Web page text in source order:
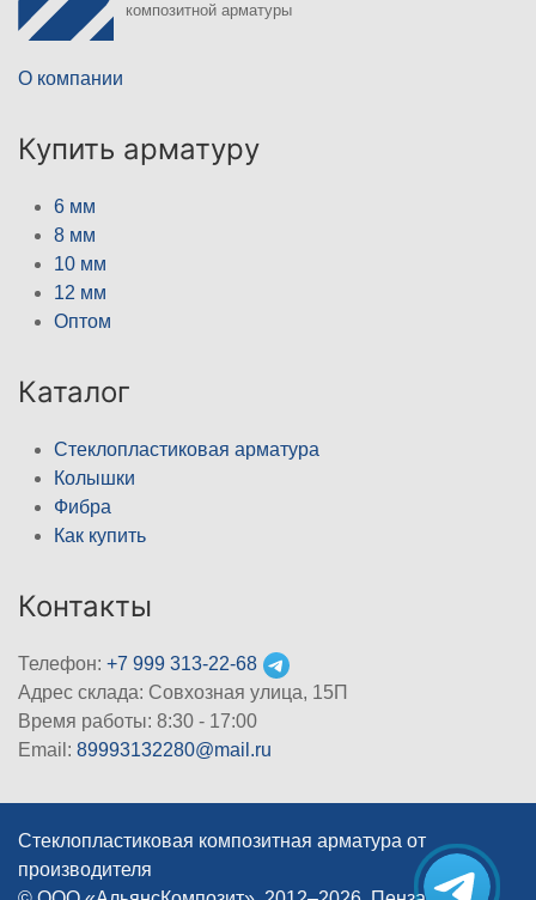
композитной арматуры
О компании
Купить арматуру
6 мм
8 мм
10 мм
12 мм
Оптом
Каталог
Стеклопластиковая арматура
Колышки
Фибра
Как купить
Контакты
Телефон: +7 999 313-22-68
Адрес склада: Совхозная улица, 15П
Время работы: 8:30 - 17:00
Email: 89993132280@mail.ru
Стеклопластиковая композитная арматура от
производителя